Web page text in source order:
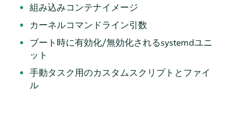
組み込みコンテナイメージ
カーネルコマンドライン引数
ブート時に有効化/無効化されるsystemdユニ
ット
手動タスク用のカスタムスクリプトとファイ
ル